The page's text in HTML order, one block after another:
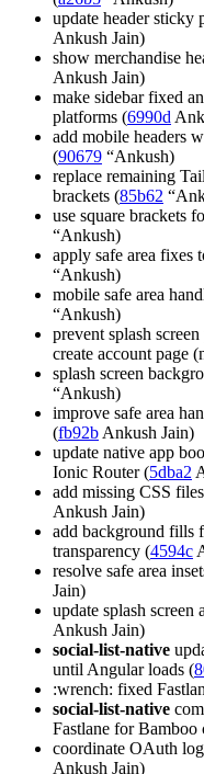
update header sticky
Ankush Jain)
show merchandise
Ankush Jain)
make sidebar fixed
platforms (6990d
add mobile headers
(90679 “Ankush)
replace remaining
brackets (85b62
use square brackets
“Ankush)
apply safe area fixes
“Ankush)
mobile safe area
“Ankush)
prevent splash
create account page
splash screen
“Ankush)
improve safe area
(fb92bAnkush Jain)
update native app
Ionic Router (5dba2
add missing CSS
Ankush Jain)
add background fills
transparency (4594c
resolve safe area
Jain)
update splash screen
Ankush Jain)
social-list-native
until Angular loads (
:wrench: fixed
social-list-native
Fastlane for
coordinate OAuth
Ankush Jain)